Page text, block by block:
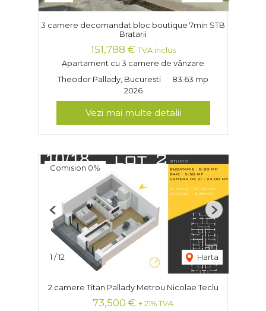
3 camere decomandat bloc boutique 7min STB
Bratarii
151,788 € TVA inclus
Apartament cu 3 camere de vânzare
Theodor Pallady, Bucuresti
83.63 mp
2026
Vezi mai multe detalii
Comision 0%
1 /12 Harta
Previous Next
2 camere Titan Pallady Metrou Nicolae Teclu
73,500 € + 21% TVA